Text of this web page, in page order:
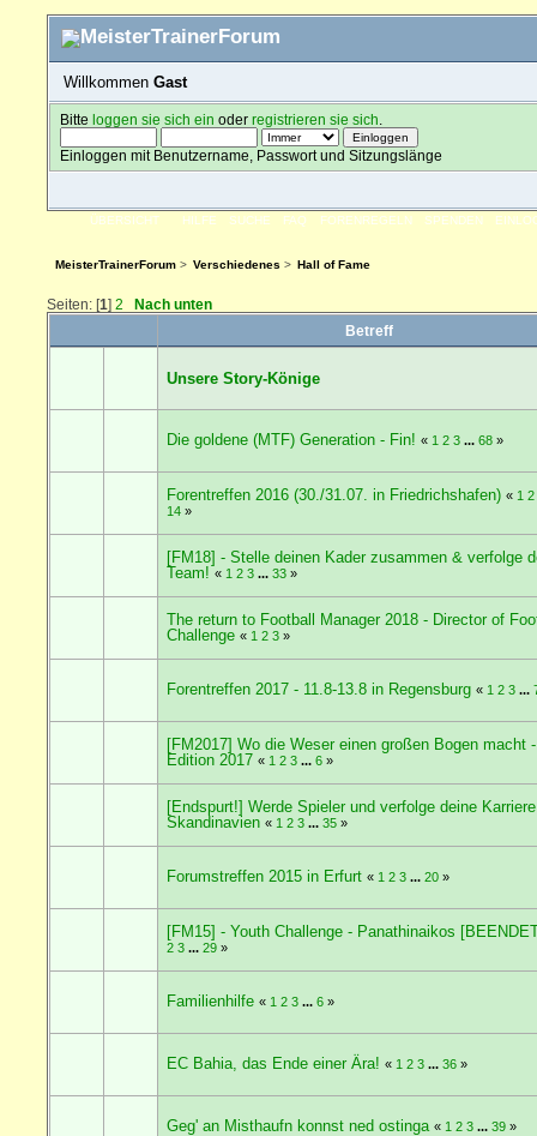
Willkommen Gast
Bitteloggen sie sich ein oderregistrieren sie sich
Einloggen mit Benutzername, Passwort und Sitzungslänge
ÜBERSICHT HILFE SUCHE FAQ FORENREGELN SPENDEN
MeisterTrainerForum> Verschiedenes > Hall of Fame
Seiten: [1]2
Nach unten
Betreff
Unsere Story-Könige
Die goldene (MTF) Generation - Fin! « 1 2 3 ... 68»
Forentreffen 2016 (30./31.07. in Friedrichshafen) « 1 2
14»
[FM18] - Stelle deinen Kader zusammen & verfolge
Team! « 1 2 3 ... 33»
The return to Football Manager 2018 - Director of
Challenge « 1 2 3»
Forentreffen 2017 - 11.8-13.8 in Regensburg « 1 2 3 ...
[FM2017] Wo die Weser einen großen Bogen macht -
Edition 2017 « 1 2 3 ... 6»
[Endspurt!] Werde Spieler und verfolge deine
Skandinavien « 1 2 3 ... 35»
Forumstreffen 2015 in Erfurt « 1 2 3 ... 20»
[FM15] - Youth Challenge - Panathinaikos
2 3 ... 29»
Familienhilfe « 1 2 3 ... 6»
EC Bahia, das Ende einer Ära! « 1 2 3 ... 36»
Geg' an Misthaufn konnst ned ostinga « 1 2 3 ... 39»